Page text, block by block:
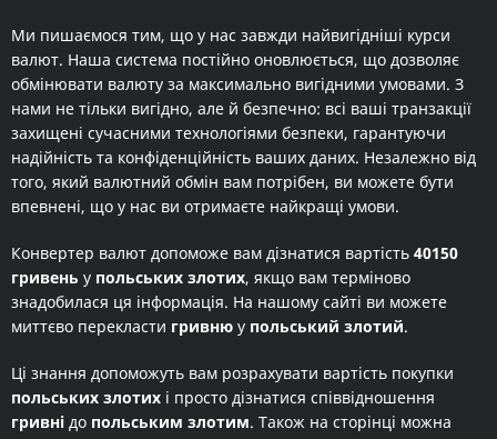
Ми пишаємося тим, що у нас завжди найвигідніші курси
валют. Наша система постійно оновлюється, що дозволяє
обмінювати валюту за максимально вигідними умовами. З
нами не тільки вигідно, але й безпечно: всі ваші транзакції
захищені сучасними технологіями безпеки, гарантуючи
надійність та конфіденційність ваших даних. Незалежно від
того, який валютний обмін вам потрібен, ви можете бути
впевнені, що у нас ви отримаєте найкращі умови.
Конвертер валют допоможе вам дізнатися вартість 40150
гривень у польських злотих, якщо вам терміново
знадобилася ця інформація. На нашому сайті ви можете
миттєво перекласти гривню у польський злотий.
Ці знання допоможуть вам розрахувати вартість покупки
польських злотих і просто дізнатися співвідношення
гривні до польським злотим. Також на сторінці можна